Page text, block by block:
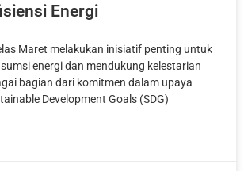
Energi
Maret melakukan inisiatif penting untuk
energi dan mendukung kelestarian
bagian dari komitmen dalam upaya
Development Goals (SDG)